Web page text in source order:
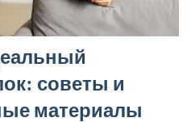
советы и
материалы